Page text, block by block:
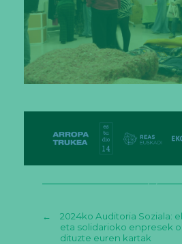
←
2024ko Auditoria Soziala:
eta solidarioko enpresek
dituzte euren kartak